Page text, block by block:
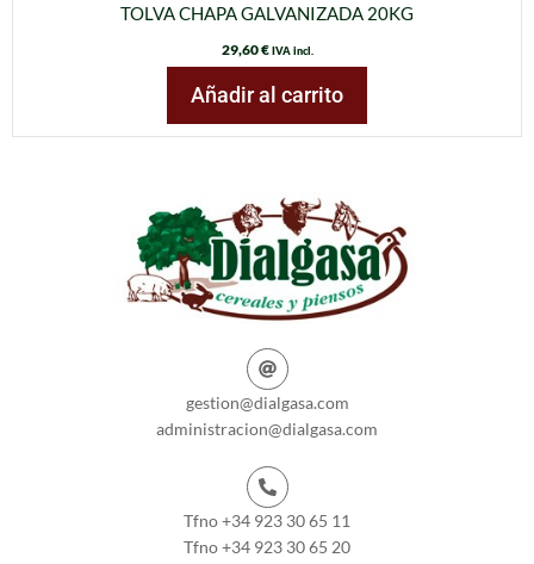
TOLVA CHAPA GALVANIZADA 20KG
29,60€ IVA incl.
Añadir al carrito
gestion@dialgasa.com
administracion@dialgasa.com
Tfno +34 923 30 65 11
Tfno +34 923 30 65 20